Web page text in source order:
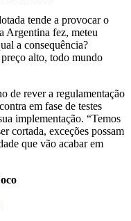
tende a provocar o
Argentina fez, meteu
a consequência?
alto, todo mundo
de rever a regulamentação
em fase de testes
implementação. “Temos
cortada, exceções possam
que vão acabar em